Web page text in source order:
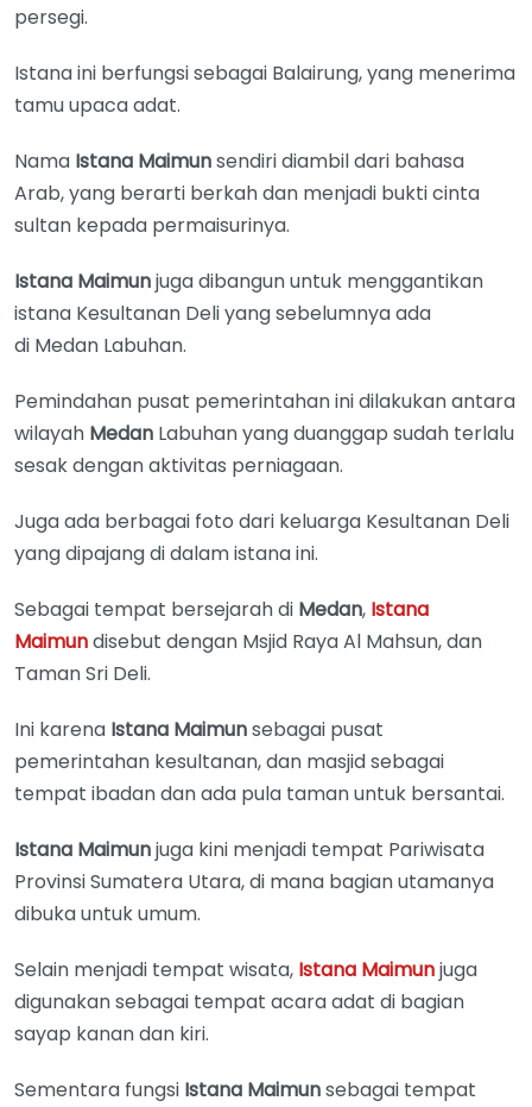
persegi.
Istana ini berfungsi sebagai Balairung, yang menerima
tamu upaca adat.
Nama Istana Maimunsendiri diambil dari bahasa
Arab, yang berarti berkah dan menjadi bukti cinta
sultan kepada permaisurinya.
Istana Maimunjuga dibangun untuk menggantikan
istana Kesultanan Deli yang sebelumnya ada
di Medan Labuhan.
Pemindahan pusat pemerintahan ini dilakukan antara
wilayah Medan Labuhan yang duanggap sudah terlalu
sesak dengan aktivitas perniagaan.
Juga ada berbagai foto dari keluarga Kesultanan Deli
yang dipajang di dalam istana ini.
Sebagai tempat bersejarah di Medan, Istana
Maimundisebut dengan Msjid Raya Al Mahsun, dan
Taman Sri Deli.
Ini karena Istana Maimunsebagai pusat
pemerintahan kesultanan, dan masjid sebagai
tempat ibadan dan ada pula taman untuk bersantai.
Istana Maimunjuga kini menjadi tempat Pariwisata
Provinsi Sumatera Utara, di mana bagian utamanya
dibuka untuk umum.
Selain menjadi tempat wisata, Istana Maimunjuga
digunakan sebagai tempat acara adat di bagian
sayap kanan dan kiri.
Sementara fungsi Istana Maimunsebagai tempat